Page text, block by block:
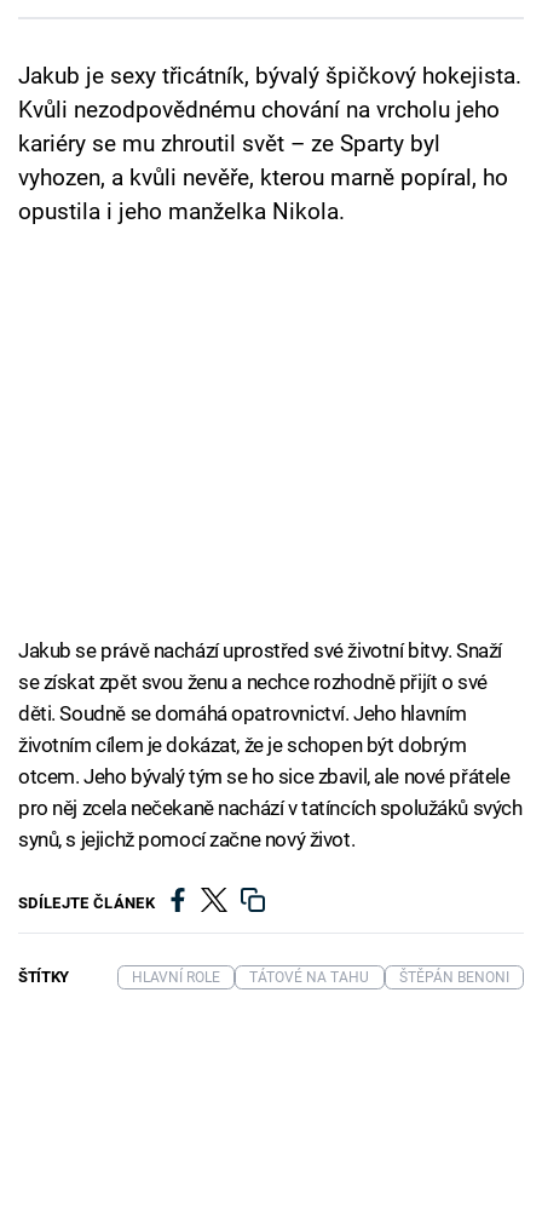
Cool Esport
Pořady
TV Program
Sledujte prima+
Jakub je sexy třicátník, bývalý špičkový hokejista.
Kvůli nezodpovědnému chování na vrcholu jeho
kariéry se mu zhroutil svět – ze Sparty byl
vyhozen, a kvůli nevěře, kterou marně popíral, ho
opustila i jeho manželka Nikola.
Jakub se právě nachází uprostřed své životní bitvy. Snaží
se získat zpět svou ženu a nechce rozhodně přijít o své
děti. Soudně se domáhá opatrovnictví. Jeho hlavním
životním cílem je dokázat, že je schopen být dobrým
otcem. Jeho bývalý tým se ho sice zbavil, ale nové přátele
pro něj zcela nečekaně nachází v tatíncích spolužáků svých
synů, s jejichž pomocí začne nový život.
SDÍLEJTE ČLÁNEK
ŠTÍTKY HLAVNÍ ROLE TÁTOVÉ NA TAHU ŠTĚPÁN BENONI